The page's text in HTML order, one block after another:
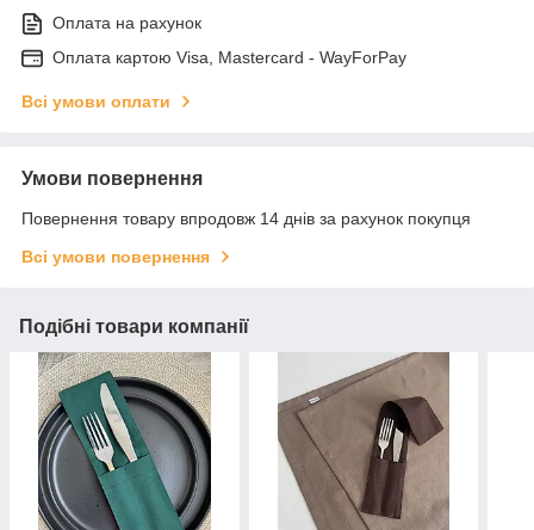
Оплата на рахунок
Оплата картою Visa, Mastercard - WayForPay
Всі умови оплати
Умови повернення
Повернення товару впродовж 14 днів за рахунок покупця
Всі умови повернення
Подібні товари компанії